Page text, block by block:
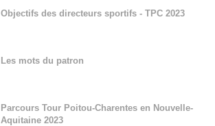
Objectifs des directeurs sportifs - TPC 2023
Les mots du patron
Parcours Tour Poitou-Charentes en Nouvelle-
Aquitaine 2023